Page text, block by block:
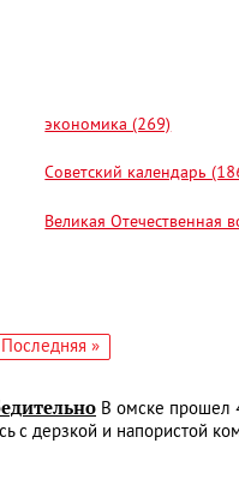
экономика (269)
Советский календарь
Великая Отечественная
Последняя
Последняя »
В омске прошел
с дерзкой и напористой